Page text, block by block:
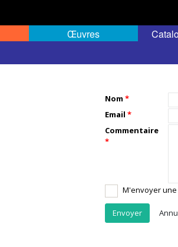
Œuvres
Nom
Email
Commentaire
M'envoyer une